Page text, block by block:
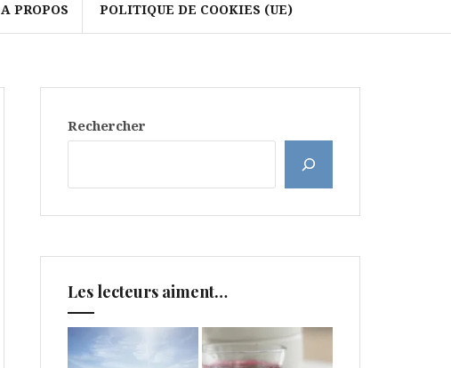
A PROPOS POLITIQUE DE COOKIES (UE)
Rechercher
Les lecteurs aiment…